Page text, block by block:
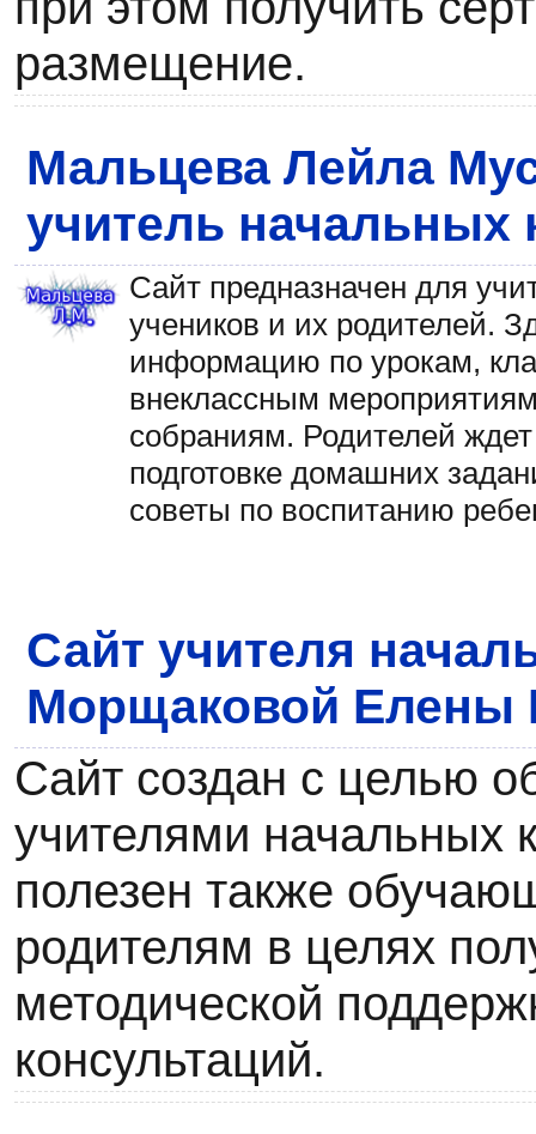
размещение.
Мальцева Лейла
учитель начальных
Сайт предназначен для
учеников и их родителей.
информацию по урокам,
внеклассным
собраниям. Родителей
подготовке домашних
советы по воспитанию
Сайт учителя
Морщаковой Елены
Сайт создан с целью
учителями начальных
полезен также
родителям в целях
методической
консультаций.